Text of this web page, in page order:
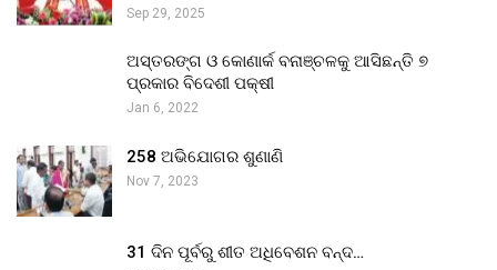
Sep 29, 2025
ଅସ୍ତରଙ୍ଗ ଓ କୋଣାର୍କ ବନାଞ୍ଚଳକୁ ଆସିଛନ୍ତି ୭
ପ୍ରକାର ବିଦେଶୀ ପକ୍ଷୀ
Jan 6, 2022
258 ଅଭିଯୋଗର ଶୁଣାଣି
Nov 7, 2023
31 ଦିନ ପୂର୍ବରୁ ଶୀତ ଅଧିବେଶନ ବନ୍ଦ…